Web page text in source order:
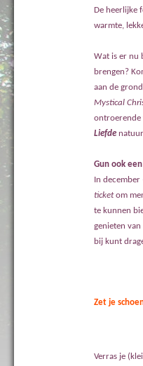
De heerlijke
warmte,
Wat is er nu
brengen?
aan de
Mystical
ontroerende
Liefde
Gun ook
In december
ticketom
te kunnen
genieten
bij kunt
Zet je
Verras je